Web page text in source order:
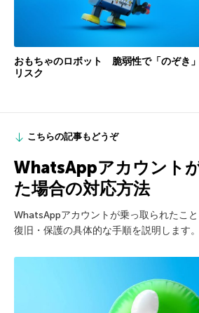
おもちゃのロボット 脆弱性で「のぞき
リスク
こちらの記事もどうぞ
WhatsAppアカウント
た場合の対応方法
WhatsAppアカウントが乗っ取られたこと
復旧・保護の具体的な手順を説明します。